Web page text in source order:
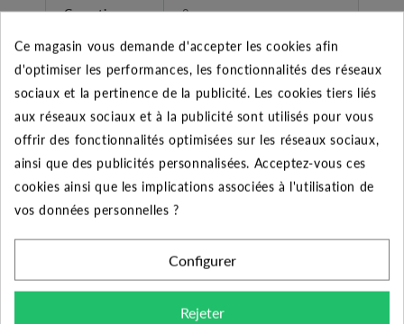
Garantie 2 ans
Fabricant DAB
Accessoires
Livrées avec 20 mètres d
ecâble
Utilisateurs
Domestique et
Professionnel
Désignation
50/50 M
Ce magasin vous demande d'accepter les cookies afin
d'optimiser les performances, les fonctionnalités des réseaux
sociaux et la pertinence de la publicité. Les cookies tiers liés
aux réseaux sociaux et à la publicité sont utilisés pour vous
offrir des fonctionnalités optimisées sur les réseaux sociaux,
ainsi que des publicités personnalisées. Acceptez-vous ces
cookies ainsi que les implications associées à l'utilisation de
vos données personnelles ?
Configurer
Rejeter